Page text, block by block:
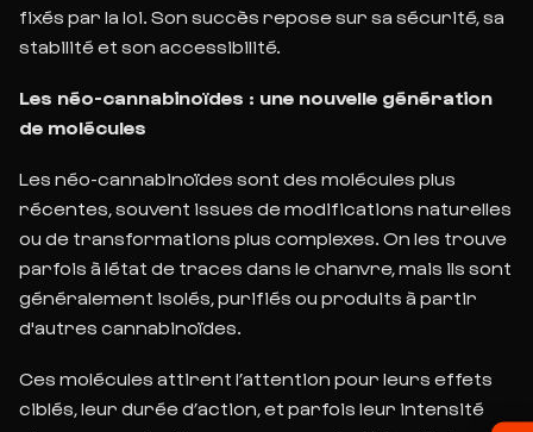
fixés par la loi. Son succès repose sur sa sécurité, sa
stabilité et son accessibilité.
Les néo-cannabinoïdes : une nouvelle génération
de molécules
Les néo-cannabinoïdes sont des molécules plus
récentes, souvent issues de modifications naturelles
ou de transformations plus complexes. On les trouve
parfois à létat de traces dans le chanvre, mais ils sont
généralement isolés, purifiés ou produits à partir
d'autres cannabinoïdes.
Ces molécules attirent l’attention pour leurs effets
ciblés, leur durée d’action, et parfois leur intensité